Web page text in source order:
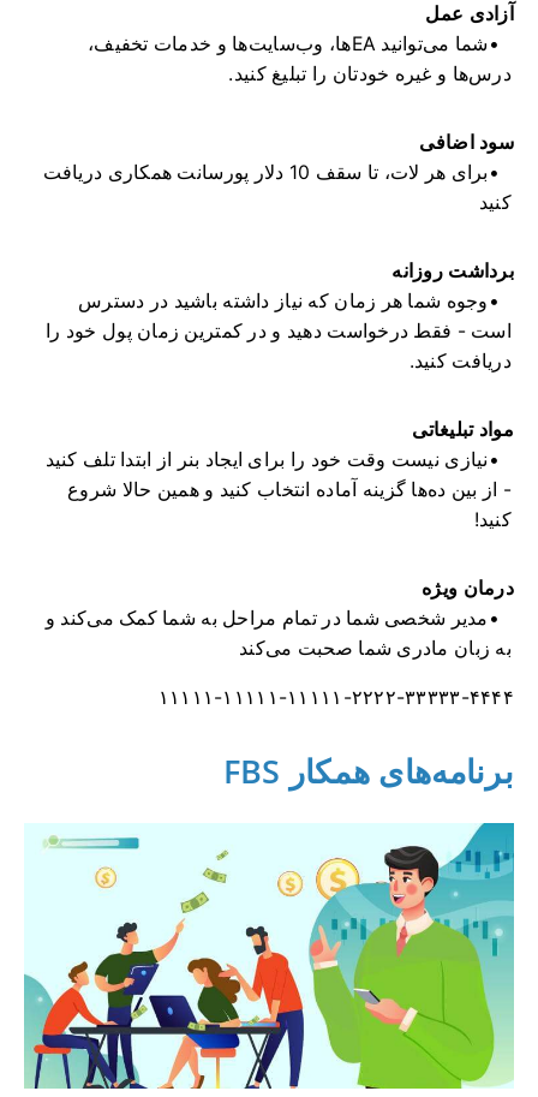
آزادی عمل
شما می‌توانید EAها، وب‌سایت‌ها و خدمات تخفیف،
درس‌ها و غیره خودتان را تبلیغ کنید.
سود اضافی
برای هر لات، تا سقف 10 دلار پورسانت همکاری دریافت
کنید
برداشت روزانه
وجوه شما هر زمان که نیاز داشته باشید در دسترس
است - فقط درخواست دهید و در کمترین زمان پول خود را
دریافت کنید.
مواد تبلیغاتی
نیازی نیست وقت خود را برای ایجاد بنر از ابتدا تلف کنید
- از بین ده‌ها گزینه آماده انتخاب کنید و همین حالا شروع
کنید!
درمان ویژه
مدیر شخصی شما در تمام مراحل به شما کمک می‌کند و
به زبان مادری شما صحبت می‌کند
۱۱۱۱۱-۱۱۱۱۱-۱۱۱۱۱-۲۲۲۲-۳۳۳۳۳-۴۴۴۴
برنامه‌های همکار FBS